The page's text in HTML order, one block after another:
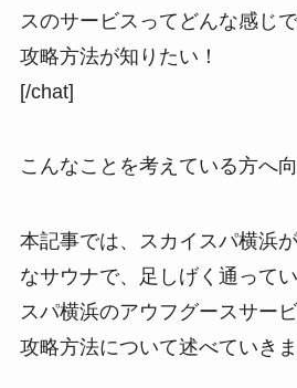
スのサービスってどんな感じ
攻略方法が知りたい！
[/chat]
こんなことを考えている方へ
本記事では、スカイスパ横浜
なサウナで、足しげく通って
スパ横浜のアウフグースサー
攻略方法について述べていきま